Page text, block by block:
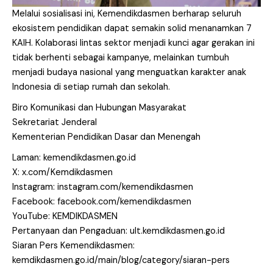
Melalui sosialisasi ini, Kemendikdasmen berharap seluruh
ekosistem pendidikan dapat semakin solid menanamkan 7
KAIH. Kolaborasi lintas sektor menjadi kunci agar gerakan ini
tidak berhenti sebagai kampanye, melainkan tumbuh
menjadi budaya nasional yang menguatkan karakter anak
Indonesia di setiap rumah dan sekolah.
Biro Komunikasi dan Hubungan Masyarakat
Sekretariat Jenderal
Kementerian Pendidikan Dasar dan Menengah
Laman: kemendikdasmen.go.id
X: x.com/Kemdikdasmen
Instagram: instagram.com/kemendikdasmen
Facebook: facebook.com/kemendikdasmen
YouTube: KEMDIKDASMEN
Pertanyaan dan Pengaduan: ult.kemdikdasmen.go.id
Siaran Pers Kemendikdasmen:
kemdikdasmen.go.id/main/blog/category/siaran-pers